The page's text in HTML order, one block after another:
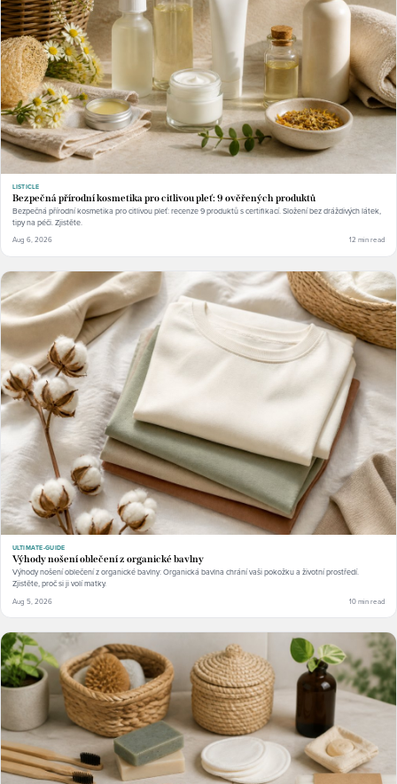
LISTICLE
Bezpečná přírodní kosmetika pro citlivou pleť: 9 ověřených produktů
Bezpečná přírodní kosmetika pro citlivou pleť: recenze 9 produktů s certifikací. Složení bez dráždivých látek,
tipy na péči. Zjistěte.
Aug 6, 2026 12 min read
ULTIMATE-GUIDE
Výhody nošení oblečení z organické bavlny
Výhody nošení oblečení z organické bavlny: Organická bavlna chrání vaši pokožku a životní prostředí.
Zjistěte, proč si ji volí matky.
Aug 5, 2026 10 min read